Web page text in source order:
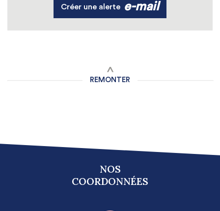
Créer une alerte e-mail
REMONTER
NOS
COORDONNÉES